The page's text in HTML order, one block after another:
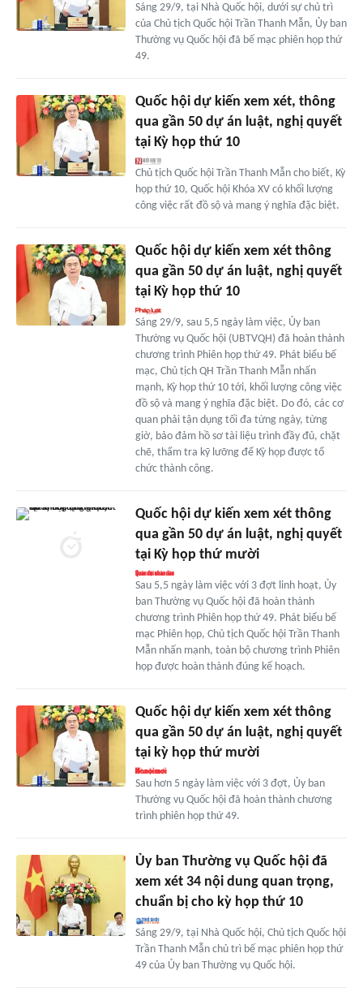
Sáng 29/9, tại Nhà Quốc hội, dưới sự chủ trì
của Chủ tịch Quốc hội Trần Thanh Mẫn, Ủy ban
Thường vụ Quốc hội đã bế mạc phiên họp thứ
49.
Quốc hội dự kiến xem xét, thông
qua gần 50 dự án luật, nghị quyết
tại Kỳ họp thứ 10
Chủ tịch Quốc hội Trần Thanh Mẫn cho biết, Kỳ
họp thứ 10, Quốc hội Khóa XV có khối lượng
công việc rất đồ sộ và mang ý nghĩa đặc biệt.
Quốc hội dự kiến xem xét thông
qua gần 50 dự án luật, nghị quyết
tại Kỳ họp thứ 10
Sáng 29/9, sau 5,5 ngày làm việc, Ủy ban
Thường vụ Quốc hội (UBTVQH) đã hoàn thành
chương trình Phiên họp thứ 49. Phát biểu bế
mạc, Chủ tịch QH Trần Thanh Mẫn nhấn
mạnh, Kỳ họp thứ 10 tới, khối lượng công việc
đồ sộ và mang ý nghĩa đặc biệt. Do đó, các cơ
quan phải tận dụng tối đa từng ngày, từng
giờ, bảo đảm hồ sơ tài liệu trình đầy đủ, chặt
chẽ, thẩm tra kỹ lưỡng để Kỳ họp được tổ
chức thành công.
Quốc hội dự kiến xem xét thông
qua gần 50 dự án luật, nghị quyết
tại Kỳ họp thứ mười
Sau 5,5 ngày làm việc với 3 đợt linh hoạt, Ủy
ban Thường vụ Quốc hội đã hoàn thành
chương trình Phiên họp thứ 49. Phát biểu bế
mạc Phiên họp, Chủ tịch Quốc hội Trần Thanh
Mẫn nhấn mạnh, toàn bộ chương trình Phiên
họp được hoàn thành đúng kế hoạch.
Quốc hội dự kiến xem xét thông
qua gần 50 dự án luật, nghị quyết
tại kỳ họp thứ mười
Sau hơn 5 ngày làm việc với 3 đợt, Ủy ban
Thường vụ Quốc hội đã hoàn thành chương
trình phiên họp thứ 49.
Ủy ban Thường vụ Quốc hội đã
xem xét 34 nội dung quan trọng,
chuẩn bị cho kỳ họp thứ 10
Sáng 29/9, tại Nhà Quốc hội, Chủ tịch Quốc hội
Trần Thanh Mẫn chủ trì bế mạc phiên họp thứ
49 của Ủy ban Thường vụ Quốc hội.